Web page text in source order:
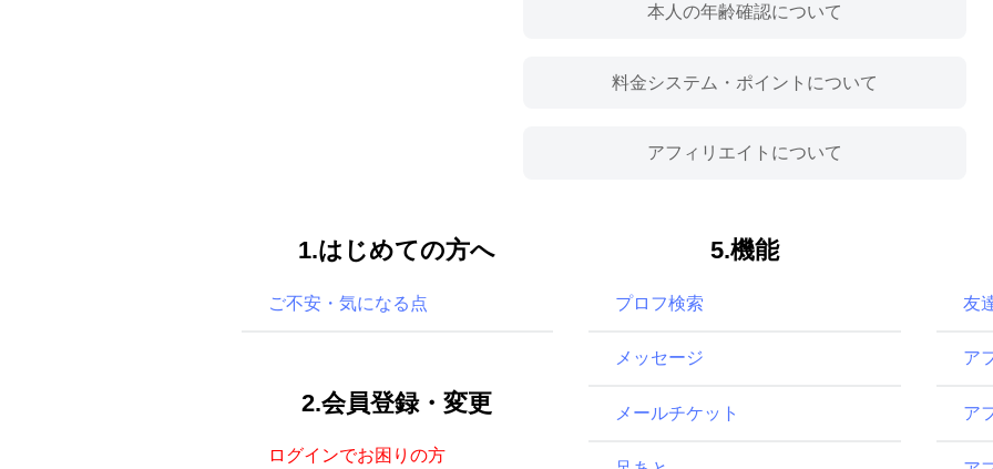
本人の年齢確認について
料金システム・ポイントについて
アフィリエイトについて
1.はじめての方へ
ご不安・気になる点
2.会員登録・変更
ログインでお困りの方
5.機能
プロフ検索
メッセージ
メールチケット
友
ア
ア